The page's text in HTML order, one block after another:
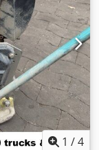
techniques :
• Année de
Aey
: 5 kW •
• Fabriqué
pavés •
du sol
État : Machine
diesel durable
1 /4